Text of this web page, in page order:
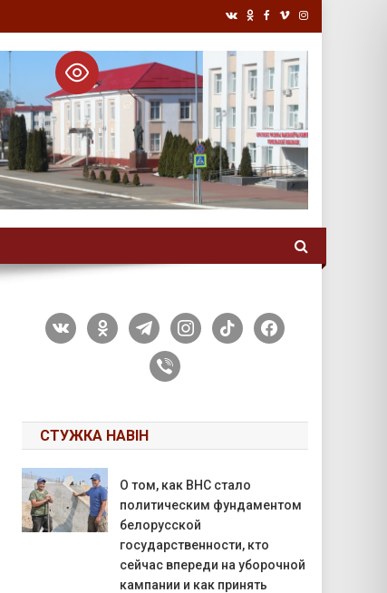
vkontakteodnoklassniki
telegraminstagram
tiktok facebook
viber
СТУЖКА НАВІН
О том, как ВНС стало
политическим фундаментом
белорусской
государственности, кто
сейчас впереди на уборочной
кампании и как принять